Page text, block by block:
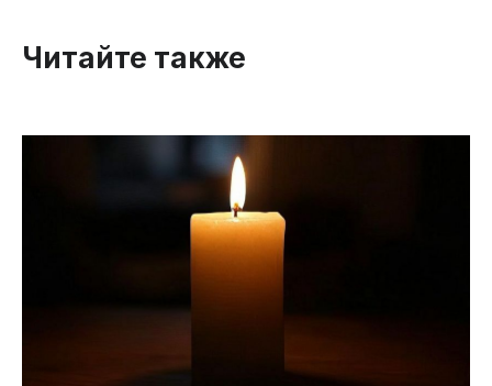
Читайте также